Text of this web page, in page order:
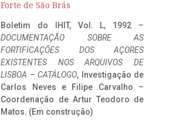
Forte de São Brás
Boletim do IHIT, Vol. L, 1992 –
DOCUMENTAÇÃO SOBRE AS
FORTIFICAÇÕES DOS AÇORES
EXISTENTES NOS ARQUIVOS DE
LISBOA – CATÁLOGO, Investigação de
Carlos Neves e Filipe Carvalho –
Coordenação de Artur Teodoro de
Matos. (Em construção)